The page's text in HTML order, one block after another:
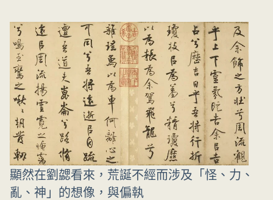
顯然在劉勰看來，荒誕不經而涉及「怪、力、
亂、神」的想像，與偏執